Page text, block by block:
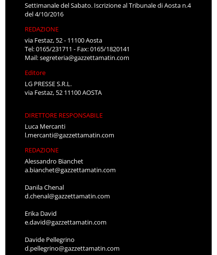
Settimanale del Sabato. Iscrizione al Tribunale di Aosta n.4
del 4/10/2016
REDAZIONE
via Festaz, 52 - 11100 Aosta
Tel: 0165/231711 - Fax: 0165/1820141
Mail:segreteria@gazzettamatin.com
Editore
LG PRESSE S.R.L.
via Festaz, 52 11100 AOSTA
DIRETTORE RESPONSABILE
Luca Mercanti
l.mercanti@gazzettamatin.com
REDAZIONE
Alessandro Bianchet
a.bianchet@gazzettamatin.com
Danila Chenal
d.chenal@gazzettamatin.com
Erika David
e.david@gazzettamatin.com
Davide Pellegrino
d.pellegrino@gazzettamatin.com